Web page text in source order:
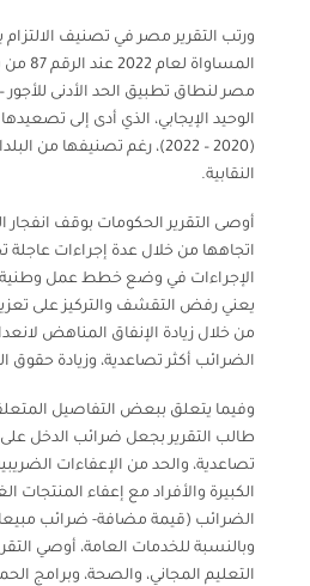
ورتب التقرير مصر في تصنيف الالتزام
مصر لنطاق تطبيق الحد الأدنى
الوحيد الإيجابي، الذي أدى إلى
(2020 – 2022)، رغم تصنيفها
النقابية.
أوصى التقرير الحكومات بوقف
اتجاهها من خلال عدة إجراءات عاجلة
الإجراءات في وضع خطط عمل وطنية
يعني رفض التقشف والتركيز على
من خلال زيادة الإنفاق المناهض
الضرائب أكثر تصاعدية، وزيادة حقوق
وفيما يتعلق ببعض التفاصيل
طالب التقرير بجعل ضرائب الدخل على
تصاعدية، والحد من الإعفاءات
الكبيرة والأفراد مع إعفاء المنتجات
الضرائب (قيمة مضافة- ضرائب
وبالنسبة للخدمات العامة، أوصي
التعليم المجاني، والصحة، وبرامج